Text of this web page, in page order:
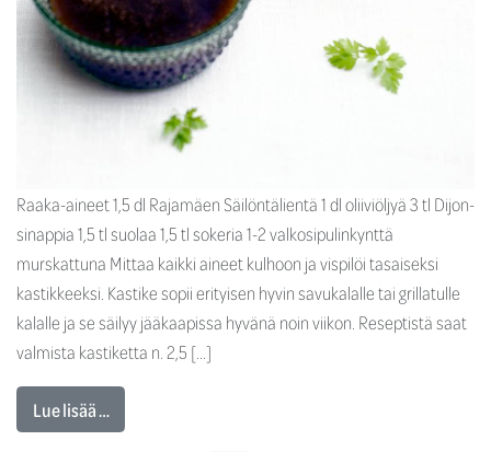
Raaka-aineet 1,5 dl Rajamäen Säilöntälientä 1 dl oliiviöljyä 3 tl Dijon-
sinappia 1,5 tl suolaa 1,5 tl sokeria 1-2 valkosipulinkynttä
murskattuna Mittaa kaikki aineet kulhoon ja vispilöi tasaiseksi
kastikkeeksi. Kastike sopii erityisen hyvin savukalalle tai grillatulle
kalalle ja se säilyy jääkaapissa hyvänä noin viikon. Reseptistä saat
valmista kastiketta n. 2,5 […]
Lue lisää …